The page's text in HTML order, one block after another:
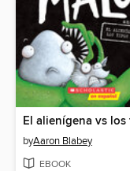
byAaron Blabey
EBOOK